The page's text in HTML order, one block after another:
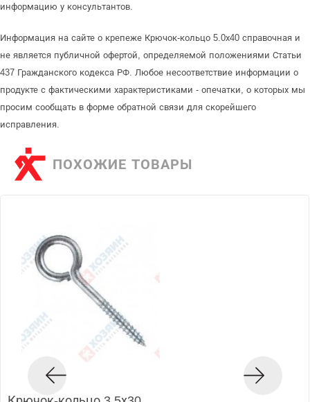
информацию у консультантов.
Информация на сайте о крепеже Крючок-кольцо 5.0х40 справочная и
не является публичной офертой, определяемой положениями Статьи
437 Гражданского кодекса РФ. Любое несоответствие информации о
продукте с фактическими характеристиками - опечатки, о которых мы
просим сообщать в форме обратной связи для скорейшего
исправления.
ПОХОЖИЕ ТОВАРЫ